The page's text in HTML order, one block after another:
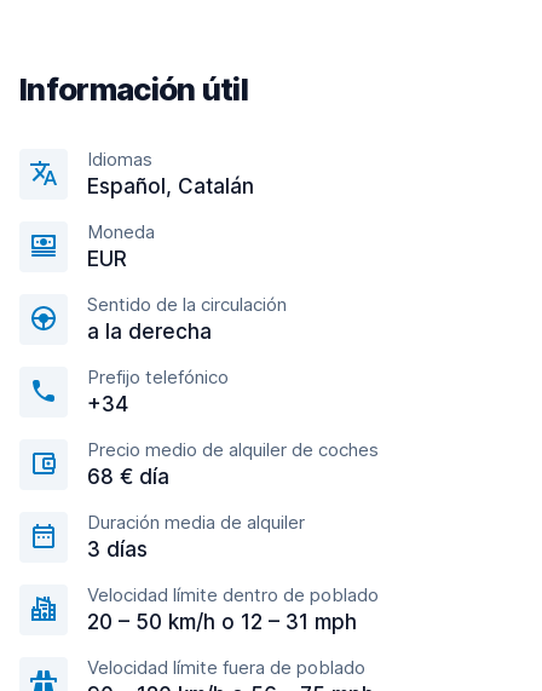
Información útil
Idiomas
Español, Catalán
Moneda
EUR
Sentido de la circulación
a la derecha
Prefijo telefónico
+34
Precio medio de alquiler de coches
68 € día
Duración media de alquiler
3 días
Velocidad límite dentro de poblado
20 – 50 km/h o 12 – 31 mph
Velocidad límite fuera de poblado